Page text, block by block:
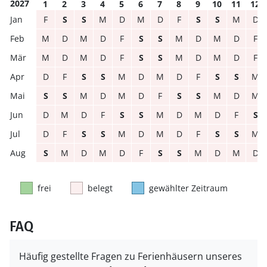
2027 1 2 3 4 5 6 7 8 9 10 11
12
F
S S M D M D F S S M
D
M
D M D F S S M D M D
F
M
D M D F S S M D M D
F
D
F S S M D M D F S S
M
S
S M D M D F S S M D
M
D
M D F S S M D M D F
S
D
F S S M D M D F S S
M
S
M D M D F S S M D M D
frei belegt gewählter Zeitraum
FAQ
Häufig gestellte Fragen zu Ferienhäusern unseres